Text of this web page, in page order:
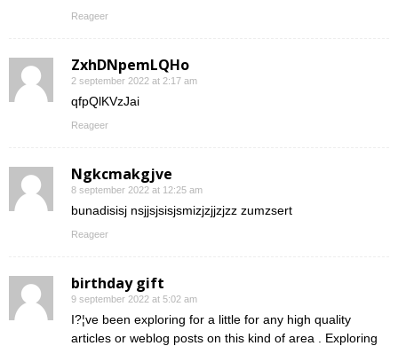
Reageer
ZxhDNpemLQHo
2 september 2022 at 2:17 am
qfpQlKVzJai
Reageer
Ngkcmakgjve
8 september 2022 at 12:25 am
bunadisisj nsjjsjsisjsmizjzjjzjzz zumzsert
Reageer
birthday gift
9 september 2022 at 5:02 am
I?¦ve been exploring for a little for any high quality
articles or weblog posts on this kind of area . Exploring